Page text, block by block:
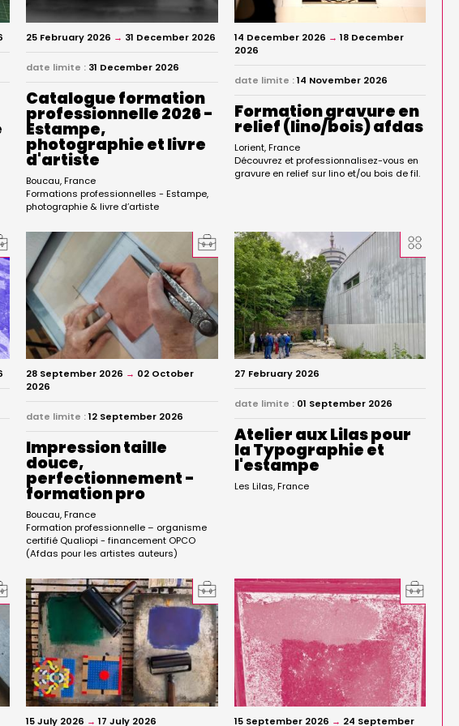
25 February 2026 → 31 December 2026
date limite : 31 December 2026
Catalogue formation
professionnelle 2026 -
Estampe,
photographie et livre
d'artiste
Boucau France
Formations professionnelles - Estampe,
photographie & livre d’artiste
14 December 2026 → 18 December
2026
date limite :14 November 2026
Formation gravure en
relief (lino/bois) afdas
Lorient France
Découvrez et professionnalisez-vous en
gravure en relief sur lino et/ou bois de fil.
28 September 2026 → 02 October
2026
date limite :12 September 2026
Impression taille
douce,
perfectionnement -
formation pro
Boucau France
Formation professionnelle – organisme
certifié Qualiopi - financement OPCO
(Afdas pour les artistes auteurs)
27 February 2026
date limite : 01 September 2026
Atelier aux Lilas pour
la Typographie et
l'estampe
Les Lilas France
15 July 2026 →17 July 2026 15 September 2026 → 24 September